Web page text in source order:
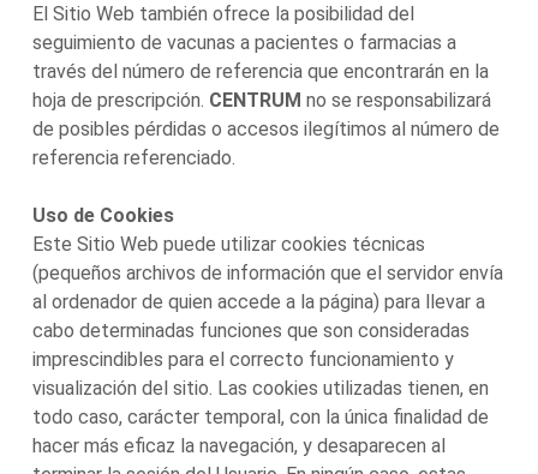
El Sitio Web también ofrece la posibilidad del
seguimiento de vacunas a pacientes o farmacias a
través del número de referencia que encontrarán en la
hoja de prescripción. CENTRUM no se responsabilizará
de posibles pérdidas o accesos ilegítimos al número de
referencia referenciado.
Uso de Cookies
Este Sitio Web puede utilizar cookies técnicas
(pequeños archivos de información que el servidor envía
al ordenador de quien accede a la página) para llevar a
cabo determinadas funciones que son consideradas
imprescindibles para el correcto funcionamiento y
visualización del sitio. Las cookies utilizadas tienen, en
todo caso, carácter temporal, con la única finalidad de
hacer más eficaz la navegación, y desaparecen al